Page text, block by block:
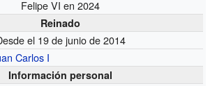
Felipe VI en 2024
Reinado
el 19 de junio de 2014
Carlos I
Información personal